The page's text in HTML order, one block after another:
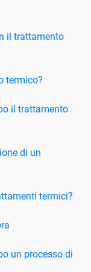
il trattamento
termico?
il trattamento
di un
termici?
un processo di